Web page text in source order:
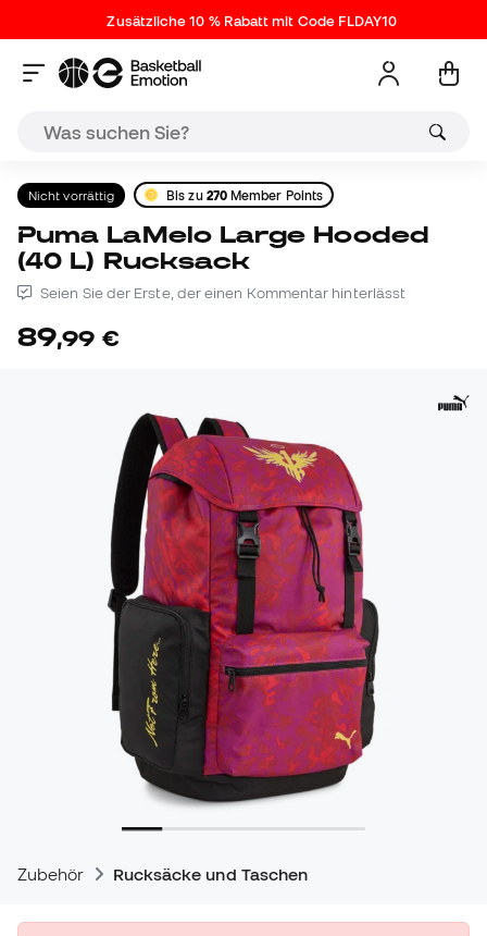
Zusätzliche 10 % Rabatt mit Code FLDAY10
Nicht vorrättig Bis zu 270Member Points
Puma LaMelo Large Hooded
(40 L) Rucksack
Seien Sie der Erste, der einen Kommentar hinterlässt
89,99 €
Zubehör Rucksäcke und Taschen